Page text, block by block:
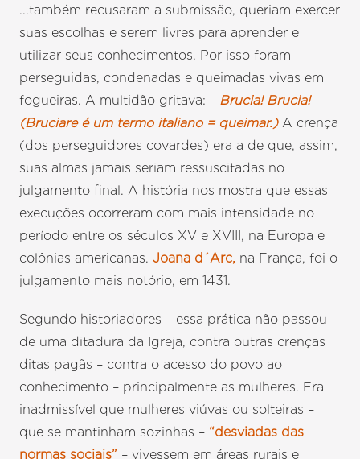
...também recusaram a submissão, queriam exercer
suas escolhas e serem livres para aprender e
utilizar seus conhecimentos. Por isso foram
perseguidas, condenadas e queimadas vivas em
fogueiras. A multidão gritava: - Brucia! Brucia!
(Bruciare é um termo italiano = queimar.)A crença
(dos perseguidores covardes) era a de que, assim,
suas almas jamais seriam ressuscitadas no
julgamento final. A história nos mostra que essas
execuções ocorreram com mais intensidade no
período entre os séculos XV e XVIII, na Europa e
colônias americanas. Joana d´Arc, na França, foi o
julgamento mais notório, em 1431.
Segundo historiadores – essa prática não passou
de uma ditadura da Igreja, contra outras crenças
ditas pagãs – contra o acesso do povo ao
conhecimento – principalmente as mulheres. Era
inadmissível que mulheres viúvas ou solteiras –
que se mantinham sozinhas – “desviadas das
normas sociais” – vivessem em áreas rurais e